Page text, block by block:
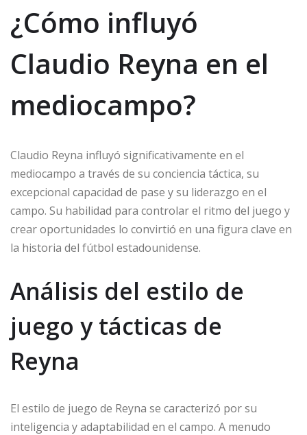
¿Cómo influyó
Claudio Reyna en el
mediocampo?
Claudio Reyna influyó significativamente en el
mediocampo a través de su conciencia táctica, su
excepcional capacidad de pase y su liderazgo en el
campo. Su habilidad para controlar el ritmo del juego y
crear oportunidades lo convirtió en una figura clave en
la historia del fútbol estadounidense.
Análisis del estilo de
juego y tácticas de
Reyna
El estilo de juego de Reyna se caracterizó por su
inteligencia y adaptabilidad en el campo. A menudo